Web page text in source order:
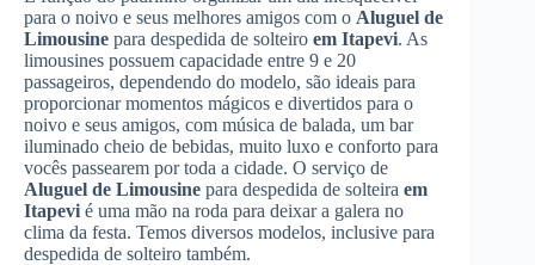
para o noivo e seus melhores amigos com o Aluguel de
Limousine para despedida de solteiro em Itapevi. As
limousines possuem capacidade entre 9 e 20
passageiros, dependendo do modelo, são ideais para
proporcionar momentos mágicos e divertidos para o
noivo e seus amigos, com música de balada, um bar
iluminado cheio de bebidas, muito luxo e conforto para
vocês passearem por toda a cidade. O serviço de
Aluguel de Limousine para despedida de solteira em
Itapevi é uma mão na roda para deixar a galera no
clima da festa. Temos diversos modelos, inclusive para
despedida de solteiro também.